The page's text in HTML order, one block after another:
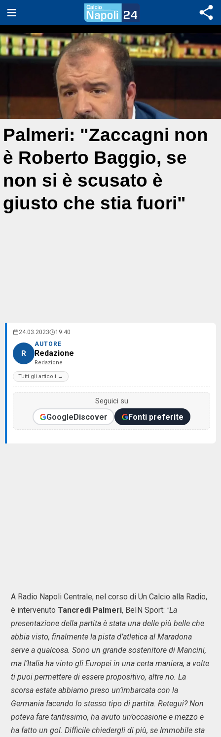
Palmeri: "Zaccagni non
è Roberto Baggio, se
non si è scusato è
giusto che stia fuori"
24.03.2023 19:40
R
AUTORE
Redazione
Redazione
Tutti gli articoli →
Seguici su
GoogleDiscover Fonti preferite
A Radio Napoli Centrale, nel corso di Un Calcio alla Radio,
è intervenuto Tancredi Palmeri, BeIN Sport: "La
presentazione della partita è stata una delle più belle che
abbia visto, finalmente la pista d’atletica al Maradona
serve a qualcosa. Sono un grande sostenitore di Mancini,
ma l’Italia ha vinto gli Europei in una certa maniera, a volte
ti puoi permettere di essere propositivo, altre no. La
scorsa estate abbiamo preso un’imbarcata con la
Germania facendo lo stesso tipo di partita. Retegui? Non
poteva fare tantissimo, ha avuto un’occasione e mezzo e
ha fatto un gol. Difficile chiedergli di più, se Immobile sta